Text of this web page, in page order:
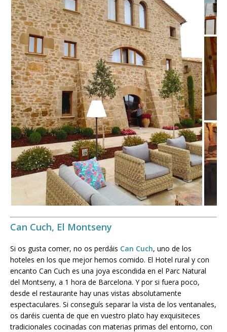
Can Cuch, El Montseny
Si os gusta comer, no os perdáis Can Cuch, uno de los
hoteles en los que mejor hemos comido. El Hotel rural y con
encanto Can Cuch es una joya escondida en el Parc Natural
del Montseny, a 1 hora de Barcelona. Y por si fuera poco,
desde el restaurante hay unas vistas absolutamente
espectaculares. Si conseguís separar la vista de los ventanales,
os daréis cuenta de que en vuestro plato hay exquisiteces
tradicionales cocinadas con materias primas del entorno, con